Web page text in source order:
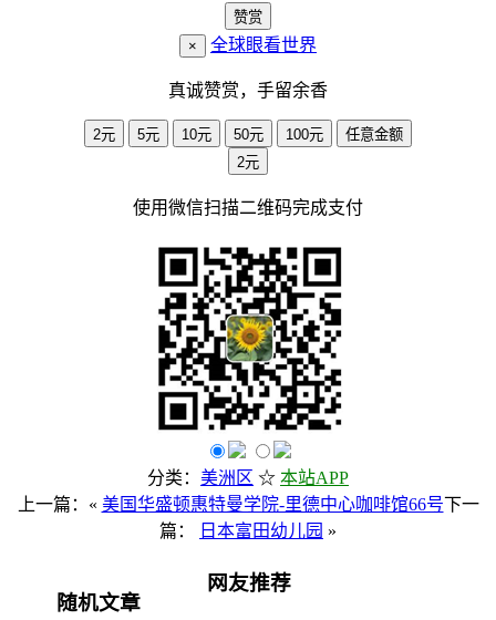
赞赏
×
全球眼看世界
真诚赞赏，手留余香
2元 5元 10元 50元 100元
任意金额
2元
使用微信扫描二维码完成支付
分类： 美洲区 ☆ 本站APP
上一篇：« 美国华盛顿惠特曼学院-里德中心咖啡馆66号下一
篇：
日本富田幼儿园 »
随机文章
网友推荐